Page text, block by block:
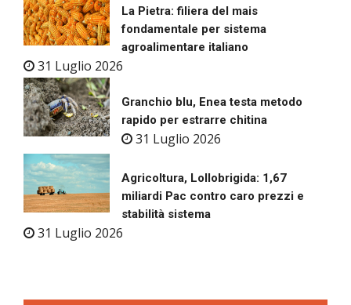
La Pietra: filiera del mais
fondamentale per sistema
agroalimentare italiano
31 Luglio 2026
Granchio blu, Enea testa metodo
rapido per estrarre chitina
31 Luglio 2026
Agricoltura, Lollobrigida: 1,67
miliardi Pac contro caro prezzi e
stabilità sistema
31 Luglio 2026